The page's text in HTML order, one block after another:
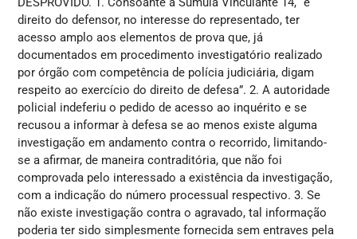
direito do defensor, no interesse do representado, ter
acesso amplo aos elementos de prova que, já
documentados em procedimento investigatório realizado
por órgão com competência de polícia judiciária, digam
respeito ao exercício do direito de defesa”. 2. A autoridade
policial indeferiu o pedido de acesso ao inquérito e se
recusou a informar à defesa se ao menos existe alguma
investigação em andamento contra o recorrido, limitando-
se a afirmar, de maneira contraditória, que não foi
comprovada pelo interessado a existência da investigação,
com a indicação do número processual respectivo. 3. Se
não existe investigação contra o agravado, tal informação
poderia ter sido simplesmente fornecida sem entraves pela